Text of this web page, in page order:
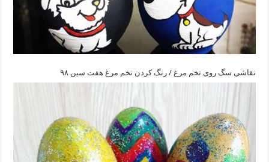
نقاشی سگ روی تخم مرغ / رنگ کردن تخم مرغ هفت سین ۹۸